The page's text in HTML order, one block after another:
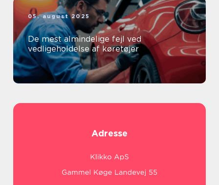
05. august 2025
De mest almindelige fejl ved
vedligeholdelse af køretøjer
Adresse